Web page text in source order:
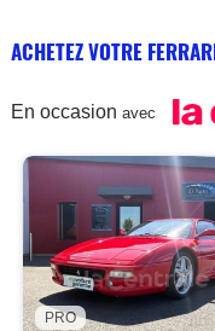
ACHETEZ VOTRE
En occasion avec
PRO